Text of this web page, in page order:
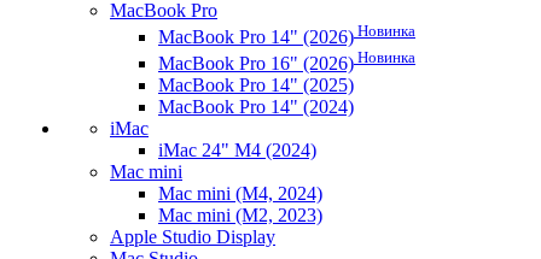
MacBook Pro
MacBook Pro 14" (2026) Новинка
MacBook Pro 16" (2026) Новинка
MacBook Pro 14" (2025)
MacBook Pro 14" (2024)
iMac
iMac 24" M4 (2024)
Mac mini
Mac mini (M4, 2024)
Mac mini (M2, 2023)
Apple Studio Display